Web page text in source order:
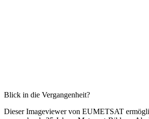
Blick in die Vergangenheit?
Dieser Imageviewer von EUMETSAT